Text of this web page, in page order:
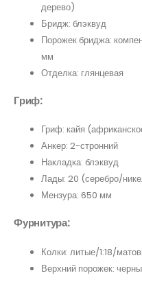
дерево)
Бридж: блэквуд
Порожек бриджа:
мм
Отделка: глянцевая
Гриф:
Гриф: кайя
Анкер: 2-стронний
Накладка: блэквуд
Лады: 20 (серебро/
Мензура: 650 мм
Фурнитура:
Колки: литые/1:18/
Верхний порожек: